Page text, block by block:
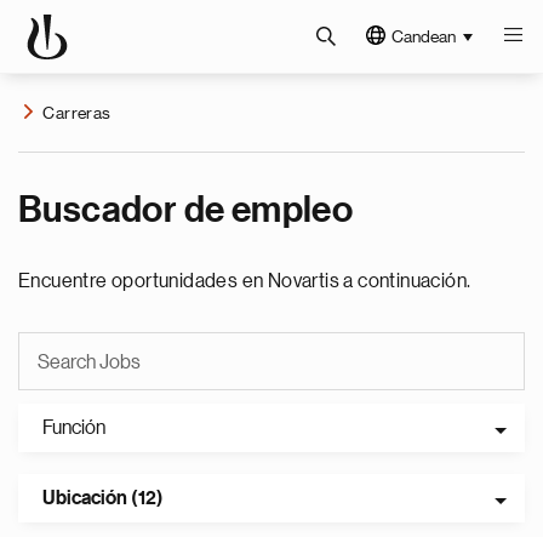
Candean
Carreras
Buscador de empleo
Encuentre oportunidades en Novartis a continuación.
Función
Ubicación (12)